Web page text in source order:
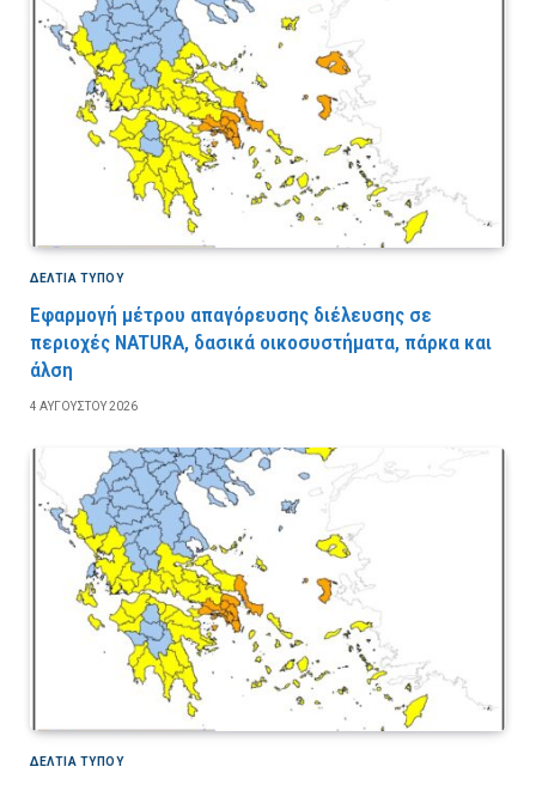
ΔΕΛΤΙΑ ΤΥΠΟΥ
Εφαρμογή μέτρου απαγόρευσης διέλευσης σε
περιοχές NATURA, δασικά οικοσυστήματα, πάρκα και
άλση
4 ΑΥΓΟΎΣΤΟΥ 2026
ΔΕΛΤΙΑ ΤΥΠΟΥ